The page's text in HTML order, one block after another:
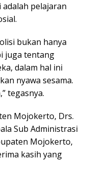
adalah pelajaran
bukan hanya
juga tentang
dalam hal ini
nyawa sesama.
tegasnya.
Mojokerto, Drs.
Sub Administrasi
Mojokerto,
kasih yang